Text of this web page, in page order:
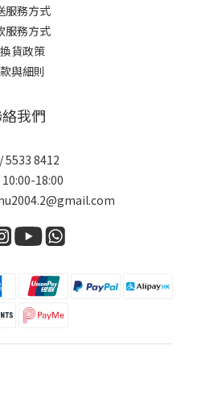
服務方式
服務方式
貨政策
與細則
我們
5533 8412
18:00